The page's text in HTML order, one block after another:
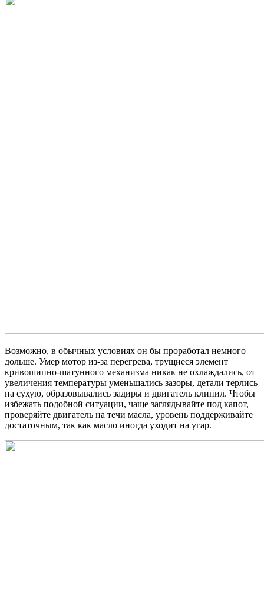
Возможно, в обычных условиях он бы проработал немного
дольше. Умер мотор из-за перегрева, трущиеся элемент
кривошипно-шатунного механизма никак не охлаждались, от
увеличения температуры уменьшались зазоры, детали терлись
на сухую, образовывались задиры и двигатель клинил. Чтобы
избежать подобной ситуации, чаще заглядывайте под капот,
проверяйте двигатель на течи масла, уровень поддерживайте
достаточным, так как масло иногда уходит на угар.